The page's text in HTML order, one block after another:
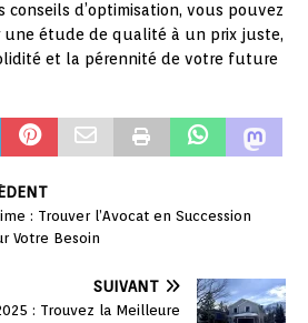
d’optimisation, vous pouvez
une étude de qualité à un prix juste,
et la pérennité de votre future
: Trouver l’Avocat en Succession
Votre Besoin
SUIVANT
: Trouvez la Meilleure